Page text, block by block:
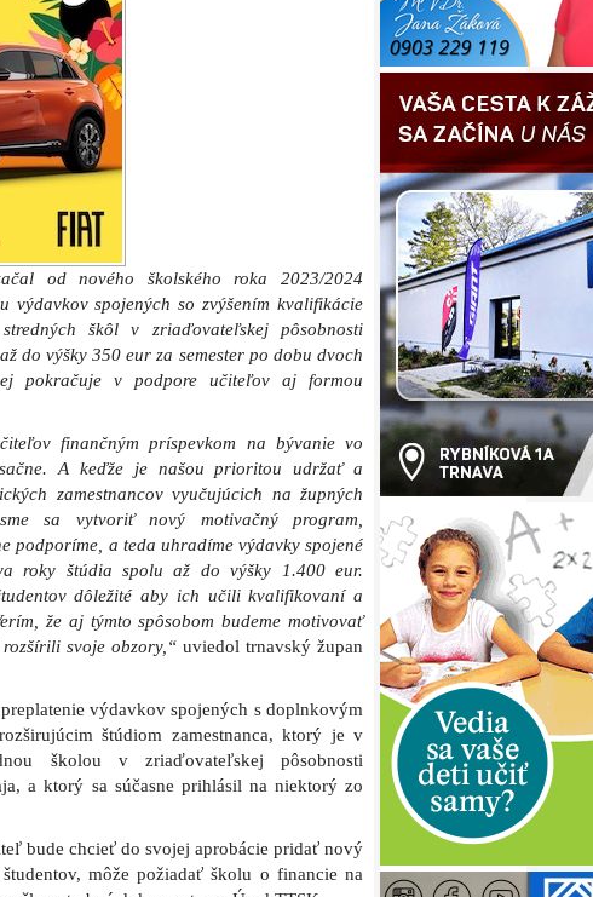
od nového školského roka 2023/2024
výdavkov spojených so zvýšením kvalifikácie
stredných škôl v zriaďovateľskej pôsobnosti
do výšky 350 eur za semester po dobu dvoch
pokračuje v podpore učiteľov aj formou
finančným príspevkom na bývanie vo
A keďže je našou prioritou udržať a
zamestnancov vyučujúcich na župných
sa vytvoriť nový motivačný program,
podporíme, a teda uhradíme výdavky spojené
roky štúdia spolu až do výšky 1.400 eur.
dôležité aby ich učili kvalifikovaní a
že aj týmto spôsobom budeme motivovať
svoje obzory,“uviedol trnavský župan
výdavkov spojených s doplnkovým
štúdiom zamestnanca, ktorý je v
školou v zriaďovateľskej pôsobnosti
a ktorý sa súčasne prihlásil na niektorý zo
bude chcieť do svojej aprobácie pridať nový
môže požiadať školu o financie na